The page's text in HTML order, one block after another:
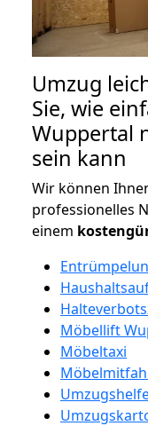
Umzug
Sie, wie
Wuppertal
sein kann
Wir können
professionelles
einem
Möbellift
Möbeltaxi